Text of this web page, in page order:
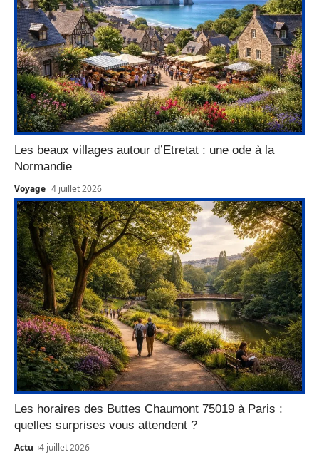
Les beaux villages autour d’Etretat : une ode à la
Normandie
Voyage 4 juillet 2026
Les horaires des Buttes Chaumont 75019 à Paris :
quelles surprises vous attendent ?
Actu 4 juillet 2026